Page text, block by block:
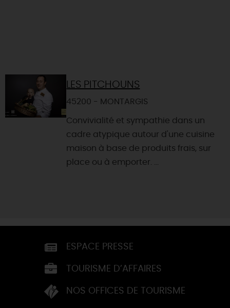
LES PITCHOUNS
45200 - MONTARGIS
Convivialité et sympathie dans un
cadre atypique autour d'une cuisine
maison à base de produits frais, sur
place ou à emporter. ...
ESPACE PRESSE
TOURISME D’AFFAIRES
NOS OFFICES DE TOURISME